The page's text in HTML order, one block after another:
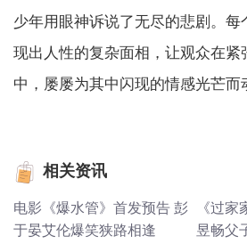
少年用眼神诉说了无尽的悲剧。每
现出人性的复杂面相，让观众在紧
中，屡屡为其中闪现的情感光芒而
相关资讯
电影《爆水管》首发预告 彭
于晏艾伦爆笑狭路相逢
《过
昱畅父